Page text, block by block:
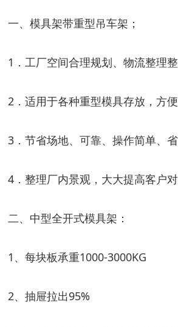
一、模具架带重型吊车架；
1．工厂空间合理规划、物流整理
2．适用于各种重型模具存放，方
3．节省场地、可靠、操作简单、
4．整理厂内景观，大大提高客户
二、中型全开式模具架：
1、每块板承重1000-3000KG
2、抽屉拉出95%